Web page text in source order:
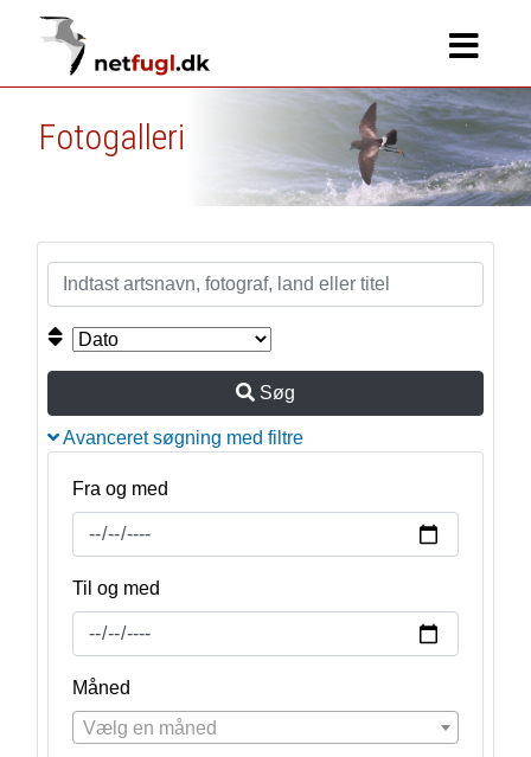
Fotogalleri
Søg
Avanceret søgning med filtre
Fra og med
Til og med
Måned
Vælg en måned